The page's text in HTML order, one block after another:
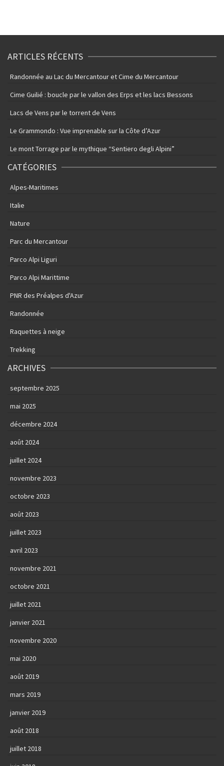
ARTICLES RÉCENTS
Randonnée au Lac du Mercantour et Cime du Mercantour
Cime Guilié : boucle par le vallon des Erps et les lacs Bessons
Lacs de Vens par le torrent de Vens
Le Grammondo : Vue imprenable sur la Côte d’Azur
Le mont Torrage par le mythique “Sentiero degli Alpini”
CATÉGORIES
Alpes-Maritimes
Italie
Nature
Parc du Mercantour
Parco Alpi Liguri
Parco Alpi Marittime
PNR des Préalpes d'Azur
Randonnée
Raquettes à neige
Trekking
ARCHIVES
septembre 2025
mai 2025
décembre 2024
août 2024
juillet 2024
novembre 2023
octobre 2023
août 2023
juillet 2023
avril 2023
novembre 2021
octobre 2021
juillet 2021
janvier 2021
novembre 2020
mai 2020
août 2019
mars 2019
janvier 2019
août 2018
juillet 2018